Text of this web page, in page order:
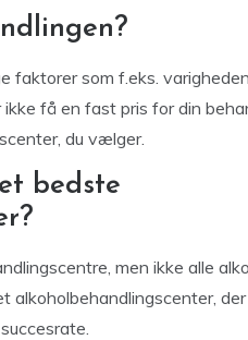
faktorer som f.eks.
få en fast pris for din
du vælger.
bedste
men ikke alle